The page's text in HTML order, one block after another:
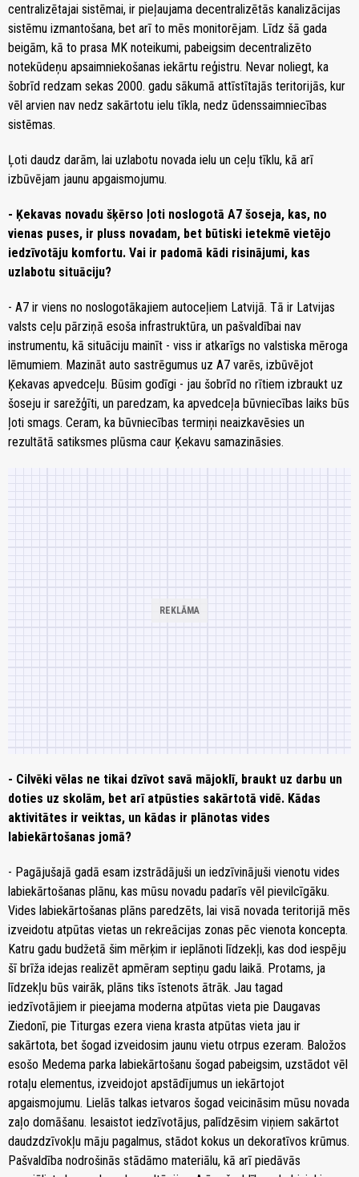
centralizētajai sistēmai, ir pieļaujama decentralizētās kanalizācijas
sistēmu izmantošana, bet arī to mēs monitorējam. Līdz šā gada
beigām, kā to prasa MK noteikumi, pabeigsim decentralizēto
notekūdeņu apsaimniekošanas iekārtu reģistru. Nevar noliegt, ka
šobrīd redzam sekas 2000. gadu sākumā attīstītajās teritorijās, kur
vēl arvien nav nedz sakārtotu ielu tīkla, nedz ūdenssaimniecības
sistēmas.
Ļoti daudz darām, lai uzlabotu novada ielu un ceļu tīklu, kā arī
izbūvējam jaunu apgaismojumu.
- Ķekavas novadu šķērso ļoti noslogotā A7 šoseja, kas, no
vienas puses, ir pluss novadam, bet būtiski ietekmē vietējo
iedzīvotāju komfortu. Vai ir padomā kādi risinājumi, kas
uzlabotu situāciju?
- A7 ir viens no noslogotākajiem autoceļiem Latvijā. Tā ir Latvijas
valsts ceļu pārziņā esoša infrastruktūra, un pašvaldībai nav
instrumentu, kā situāciju mainīt - viss ir atkarīgs no valstiska mēroga
lēmumiem. Mazināt auto sastrēgumus uz A7 varēs, izbūvējot
Ķekavas apvedceļu. Būsim godīgi - jau šobrīd no rītiem izbraukt uz
šoseju ir sarežģīti, un paredzam, ka apvedceļa būvniecības laiks būs
ļoti smags. Ceram, ka būvniecības termiņi neaizkavēsies un
rezultātā satiksmes plūsma caur Ķekavu samazināsies.
- Cilvēki vēlas ne tikai dzīvot savā mājoklī, braukt uz darbu un
doties uz skolām, bet arī atpūsties sakārtotā vidē. Kādas
aktivitātes ir veiktas, un kādas ir plānotas vides
labiekārtošanas jomā?
- Pagājušajā gadā esam izstrādājuši un iedzīvinājuši vienotu vides
labiekārtošanas plānu, kas mūsu novadu padarīs vēl pievilcīgāku.
Vides labiekārtošanas plāns paredzēts, lai visā novada teritorijā mēs
izveidotu atpūtas vietas un rekreācijas zonas pēc vienota koncepta.
Katru gadu budžetā šim mērķim ir ieplānoti līdzekļi, kas dod iespēju
šī brīža idejas realizēt apmēram septiņu gadu laikā. Protams, ja
līdzekļu būs vairāk, plāns tiks īstenots ātrāk. Jau tagad
iedzīvotājiem ir pieejama moderna atpūtas vieta pie Daugavas
Ziedonī, pie Titurgas ezera viena krasta atpūtas vieta jau ir
sakārtota, bet šogad izveidosim jaunu vietu otrpus ezeram. Baložos
esošo Medema parka labiekārtošanu šogad pabeigsim, uzstādot vēl
rotaļu elementus, izveidojot apstādījumus un iekārtojot
apgaismojumu. Lielās talkas ietvaros šogad veicināsim mūsu novada
zaļo domāšanu. Iesaistot iedzīvotājus, palīdzēsim viņiem sakārtot
daudzdzīvokļu māju pagalmus, stādot kokus un dekoratīvos krūmus.
Pašvaldība nodrošinās stādāmo materiālu, kā arī piedāvās